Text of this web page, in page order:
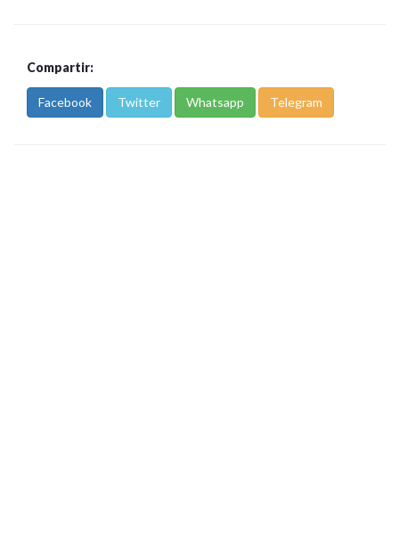
Compartir:
Facebook Twitter Whatsapp Telegram